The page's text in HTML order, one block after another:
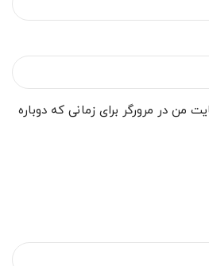
من در مرورگر برای زمانی که دوباره